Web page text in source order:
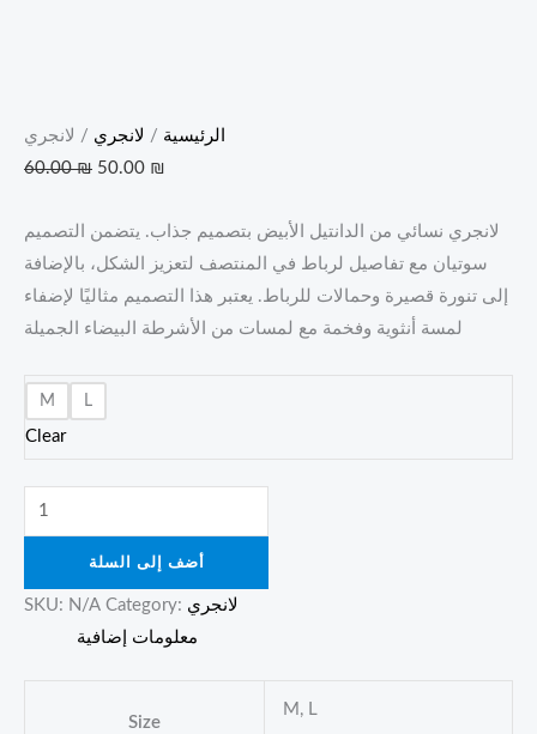
الرئيسية / لانجري / لانجري
60.00₪ 50.00 ₪
لانجري نسائي من الدانتيل الأبيض بتصميم جذاب. يتضمن التصميم
سوتيان مع تفاصيل لرباط في المنتصف لتعزيز الشكل، بالإضافة
إلى تنورة قصيرة وحمالات للرباط. يعتبر هذا التصميم مثاليًا لإضفاء
لمسة أنثوية وفخمة مع لمسات من الأشرطة البيضاء الجميلة
M L
Clear
أضف إلى السلة
SKU: N/A Category: لانجري
معلومات إضافية
Size
M, L